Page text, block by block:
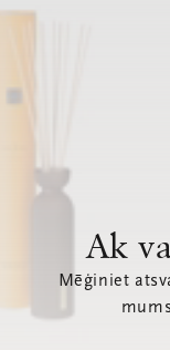
Ak
Mēģiniet